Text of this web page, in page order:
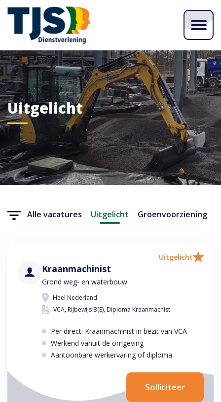
Uitgelicht
Alle vacatures Uitgelicht Groenvoorziening
Uitgelicht
Kraanmachinist
Grond weg- en waterbouw
Heel Nederland
VCA, Rijbewijs B(E), Diploma Kraanmachist
Per direct: Kraanmachinist in bezit van VCA
Werkend vanuit de omgeving
Aantoonbare werkervaring of diploma
Solliciteer